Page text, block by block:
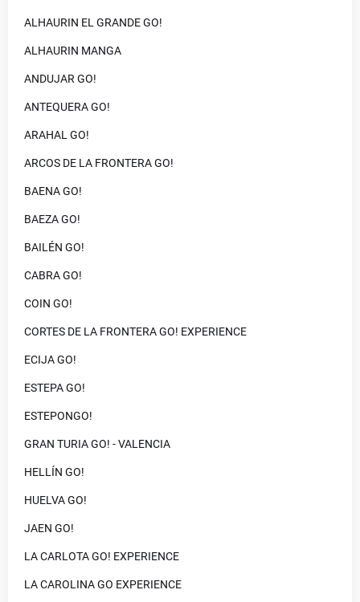
ALHAURIN EL GRANDE GO!
ALHAURIN MANGA
ANDUJAR GO!
ANTEQUERA GO!
ARAHAL GO!
ARCOS DE LA FRONTERA GO!
BAENA GO!
BAEZA GO!
BAILÉN GO!
CABRA GO!
COIN GO!
CORTES DE LA FRONTERA GO! EXPERIENCE
ECIJA GO!
ESTEPA GO!
ESTEPONGO!
GRAN TURIA GO! - VALENCIA
HELLÍN GO!
HUELVA GO!
JAEN GO!
LA CARLOTA GO! EXPERIENCE
LA CAROLINA GO EXPERIENCE